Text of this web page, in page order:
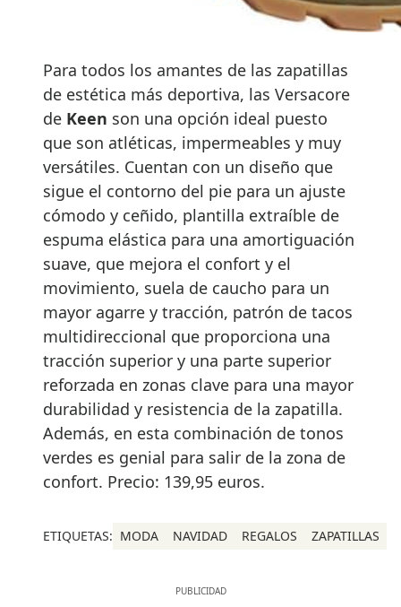
Para todos los amantes de las zapatillas
de estética más deportiva, las Versacore
de Keen son una opción ideal puesto
que son atléticas, impermeables y muy
versátiles. Cuentan con un diseño que
sigue el contorno del pie para un ajuste
cómodo y ceñido, plantilla extraíble de
espuma elástica para una amortiguación
suave, que mejora el confort y el
movimiento, suela de caucho para un
mayor agarre y tracción, patrón de tacos
multidireccional que proporciona una
tracción superior y una parte superior
reforzada en zonas clave para una mayor
durabilidad y resistencia de la zapatilla.
Además, en esta combinación de tonos
verdes es genial para salir de la zona de
confort. Precio: 139,95 euros.
ETIQUETAS: MODA NAVIDAD REGALOS ZAPATILLAS